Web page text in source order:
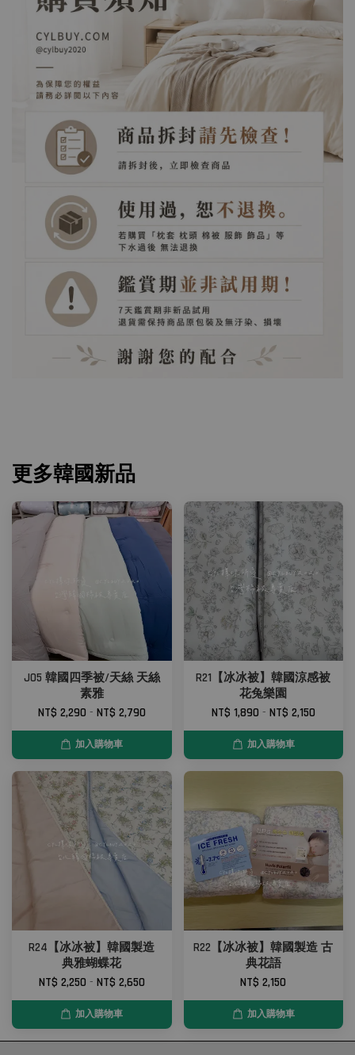
更多韓國新品
J05 韓國四季被/天絲 天絲
素雅
NT$ 2,290 - NT$ 2,790
加入購物車
R21【冰冰被】韓國涼感被
花兔樂園
NT$ 1,890 - NT$ 2,150
加入購物車
R24【冰冰被】韓國製造
典雅蝴蝶花
NT$ 2,250 - NT$ 2,650
加入購物車
R22【冰冰被】韓國製造 古
典花語
NT$ 2,150
加入購物車